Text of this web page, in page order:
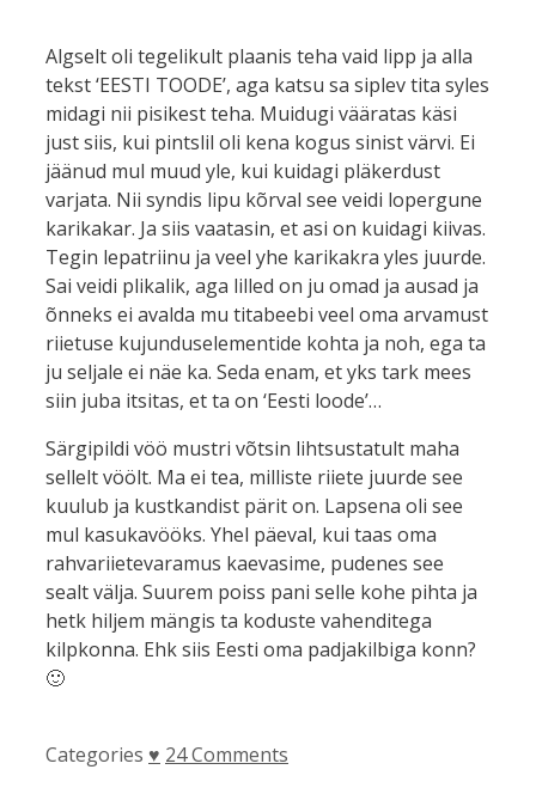
Algselt oli tegelikult plaanis teha vaid lipp ja alla
tekst ‘EESTI TOODE’, aga katsu sa siplev tita syles
midagi nii pisikest teha. Muidugi vääratas käsi
just siis, kui pintslil oli kena kogus sinist värvi. Ei
jäänud mul muud yle, kui kuidagi pläkerdust
varjata. Nii syndis lipu kõrval see veidi lopergune
karikakar. Ja siis vaatasin, et asi on kuidagi kiivas.
Tegin lepatriinu ja veel yhe karikakra yles juurde.
Sai veidi plikalik, aga lilled on ju omad ja ausad ja
õnneks ei avalda mu titabeebi veel oma arvamust
riietuse kujunduselementide kohta ja noh, ega ta
ju seljale ei näe ka. Seda enam, et yks tark mees
siin juba itsitas, et ta on ‘Eesti loode’…
Särgipildi vöö mustri võtsin lihtsustatult maha
sellelt vöölt. Ma ei tea, milliste riiete juurde see
kuulub ja kustkandist pärit on. Lapsena oli see
mul kasukavööks. Yhel päeval, kui taas oma
rahvariietevaramus kaevasime, pudenes see
sealt välja. Suurem poiss pani selle kohe pihta ja
hetk hiljem mängis ta koduste vahenditega
kilpkonna. Ehk siis Eesti oma padjakilbiga konn?
🙂
Categories ♥ 24 Comments